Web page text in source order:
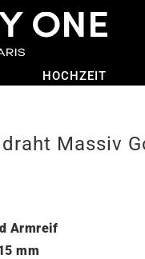
HOCHZEIT
Massiv
Armreif
mm